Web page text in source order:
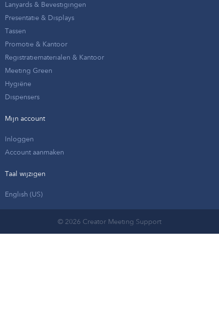
Lanyards & Bevestigingen
Presentatie & Displays
Tassen
Promotie & Kantoor
Registratiematerialen & Kantoor
Meeting Green
Hygiëne
Dispensers
Mijn account
Inloggen
Account aanmaken
Taal wijzigen
English (US)
© 2026 Creator Meeting Support